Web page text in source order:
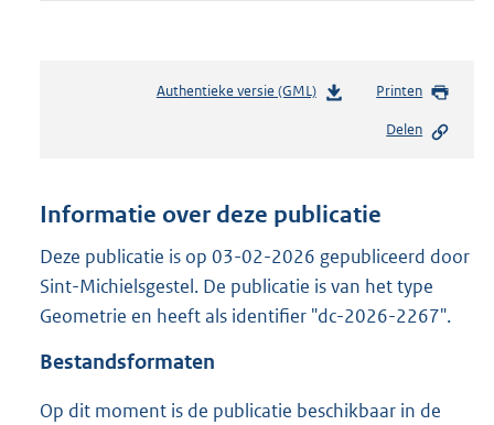
Authentieke versie (GML)b
n
s
g
r
o
e
Printen
Delen
Informatie over deze publicatie
Deze publicatie is op 03-02-2026 gepubliceerd door
Sint-Michielsgestel. De publicatie is van het type
Geometrie en heeft als identifier "dc-2026-2267".
Bestandsformaten
Op dit moment is de publicatie beschikbaar in de